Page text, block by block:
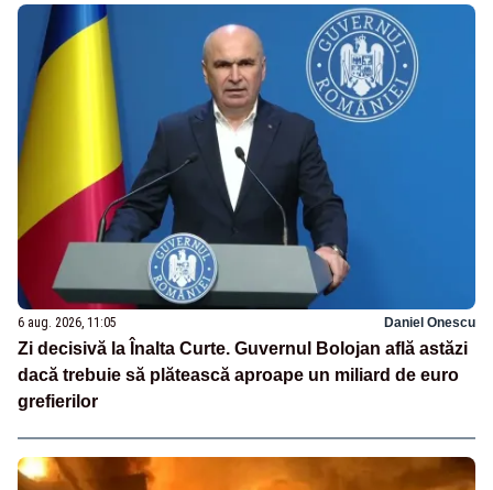
6 aug. 2026, 11:05 Daniel Onescu
Zi decisivă la Înalta Curte. Guvernul Bolojan află astăzi
dacă trebuie să plătească aproape un miliard de euro
grefierilor